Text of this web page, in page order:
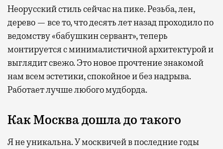
Неорусский стиль сейчас на пике. Резьба, лен,
дерево — все то, что десять лет назад проходило по
ведомству «бабушкин сервант», теперь
монтируется с минималистичной архитектурой и
выглядит свежо. Это новое прочтение знакомой
нам всем эстетики, спокойное и без надрыва.
Работает лучше любого мудборда.
Как Москва дошла до такого
Я не уникальна. У москвичей в последние годы